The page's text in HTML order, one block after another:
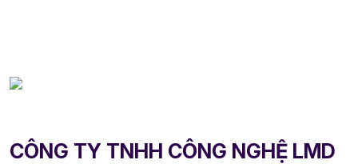
CÔNG TY TNHH CÔNG NGHỆ LMD